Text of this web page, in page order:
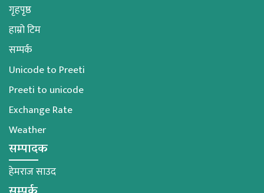
गृहपृष्ठ
हाम्रो टिम
सम्पर्क
Unicode to Preeti
Preeti to unicode
Exchange Rate
Weather
सम्पादक
हेमराज साउद